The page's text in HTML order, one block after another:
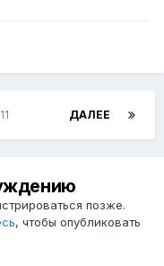
ДАЛЕЕ
позже.
, чтобы опубликовать